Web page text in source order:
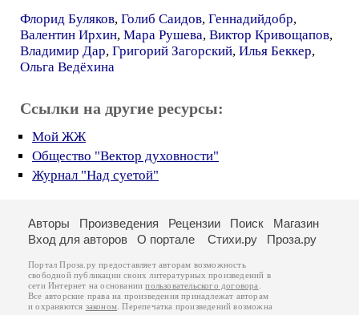
Флорид Буляков, Голиб Саидов, Геннадийдобр,
Валентин Ирхин, Мара Рушева, Виктор Кривощапов,
Владимир Дар, Григорий Загорский, Илья Беккер,
Ольга Ведёхина
Ссылки на другие ресурсы:
Мой ЖЖ
Общество "Вектор духовности"
Журнал "Над суетой"
Авторы Произведения Рецензии Поиск
Магазин
Вход для авторов
О портале Стихи.ру Проза.ру
Портал Проза.ру предоставляет авторам возможность
свободной публикации своих литературных произведений в
сети Интернет на основаниипользовательского договора
Все авторские права на произведения принадлежат авторам
и охраняются законом . Перепечатка произведений возможна